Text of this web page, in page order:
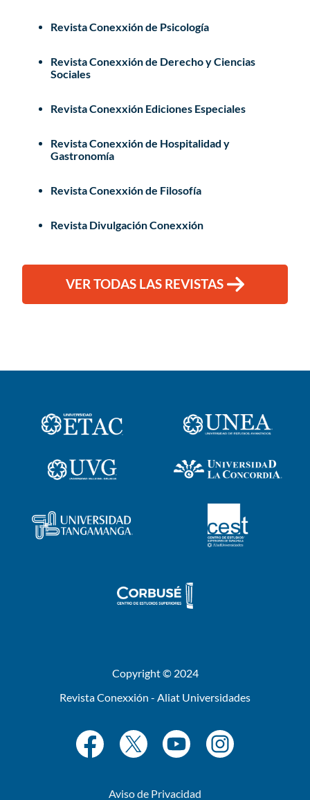
Revista Conexxión de Psicología
Revista Conexxión de Derecho y Ciencias
Sociales
Revista Conexxión Ediciones Especiales
Revista Conexxión de Hospitalidad y
Gastronomía
Revista Conexxión de Filosofía
Revista Divulgación Conexxión
VER TODAS LAS REVISTAS
Copyright © 2024
Revista Conexxión - Aliat Universidades
Aviso de Privacidad